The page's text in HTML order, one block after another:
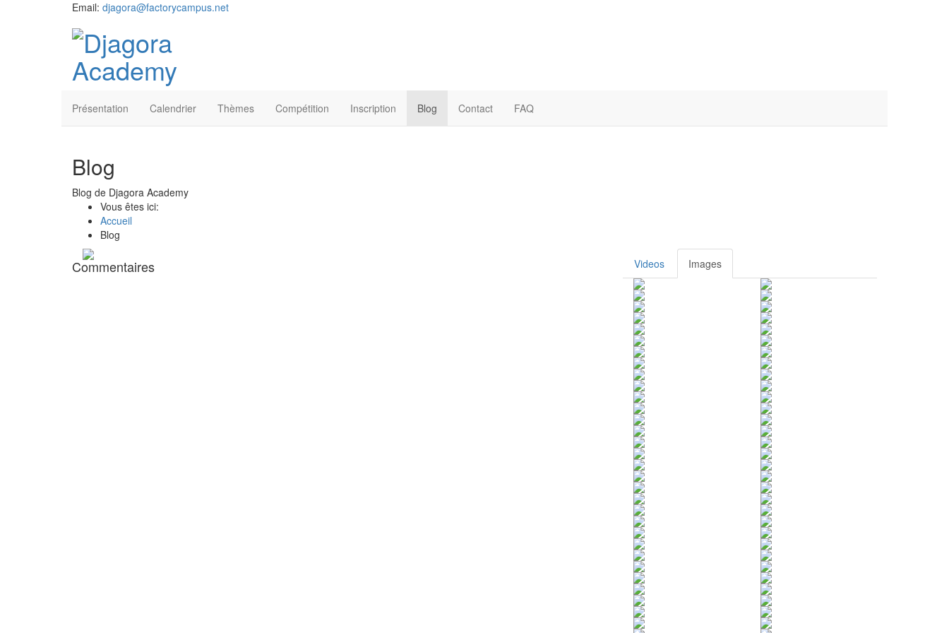
Email: djagora@factorycampus.net
Présentation Calendrier Thèmes Compétition Inscription Blog Contact FAQ
Blog
Blog de Djagora Academy
Vous êtes ici:
Accueil
Blog
Commentaires Videos Images